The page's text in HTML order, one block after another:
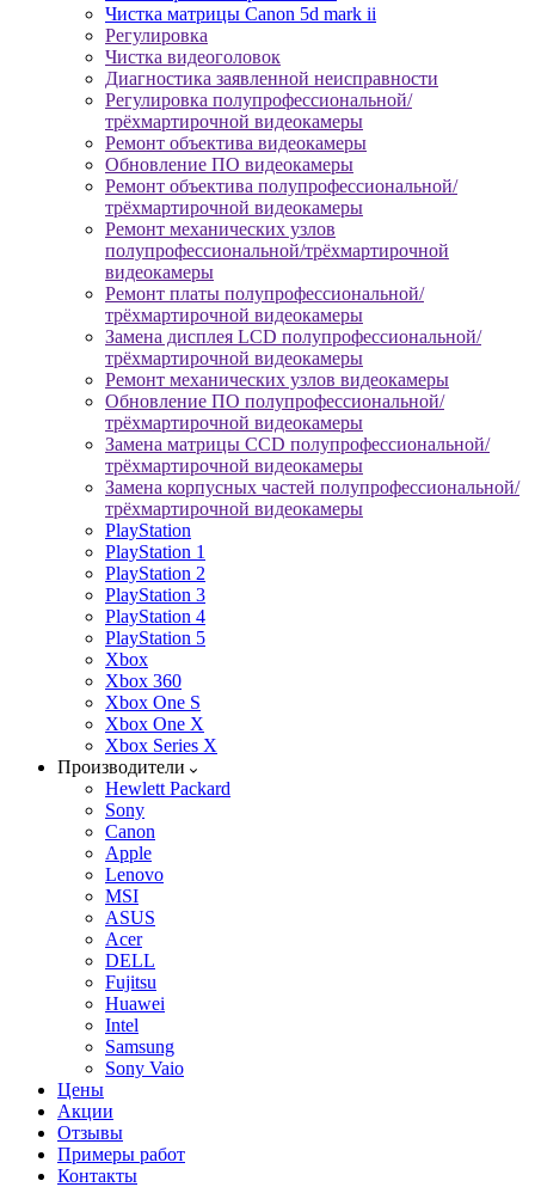
Чистка матрицы Canon 5d mark ii
Регулировка
Чистка видеоголовок
Диагностика заявленной неисправности
Регулировка полупрофессиональной/
трёхмартирочной видеокамеры
Ремонт объектива видеокамеры
Обновление ПО видеокамеры
Ремонт объектива полупрофессиональной/
трёхмартирочной видеокамеры
Ремонт механических узлов
полупрофессиональной/трёхмартирочной
видеокамеры
Ремонт платы полупрофессиональной/
трёхмартирочной видеокамеры
Замена дисплея LCD полупрофессиональной/
трёхмартирочной видеокамеры
Ремонт механических узлов видеокамеры
Обновление ПО полупрофессиональной/
трёхмартирочной видеокамеры
Замена матрицы CCD полупрофессиональной/
трёхмартирочной видеокамеры
Замена корпусных частей полупрофессиональной/
трёхмартирочной видеокамеры
PlayStation
PlayStation 1
PlayStation 2
PlayStation 3
PlayStation 4
PlayStation 5
Xbox
Xbox 360
Xbox One S
Xbox One X
Xbox Series X
Производители
Hewlett Packard
Sony
Canon
Apple
Lenovo
MSI
ASUS
Acer
DELL
Fujitsu
Huawei
Intel
Samsung
Sony Vaio
Цены
Акции
Отзывы
Примеры работ
Контакты